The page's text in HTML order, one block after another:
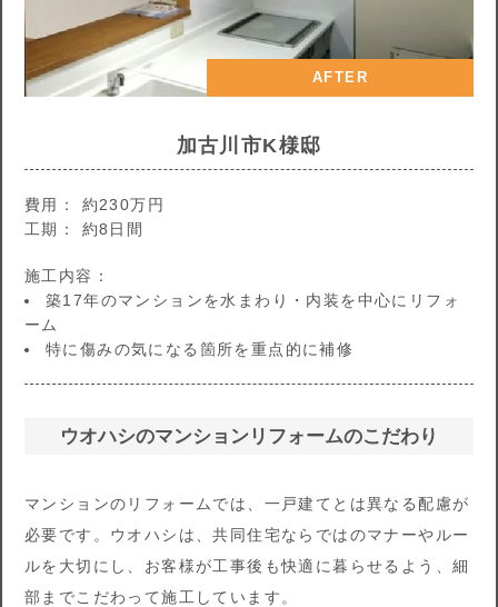
AFTER
加古川市K様邸
費用： 約230万円
工期： 約8日間
施工内容：
築17年のマンションを水まわり・内装を中心にリフォ
ーム
特に傷みの気になる箇所を重点的に補修
ウオハシのマンションリフォームのこだわり
マンションのリフォームでは、一戸建てとは異なる配慮が
必要です。ウオハシは、共同住宅ならではのマナーやルー
ルを大切にし、お客様が工事後も快適に暮らせるよう、細
部までこだわって施工しています。